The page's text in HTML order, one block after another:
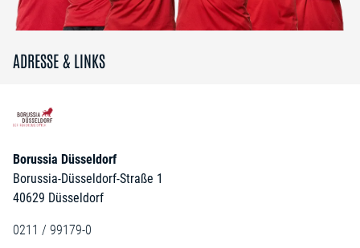
ADRESSE & LINKS
Borussia Düsseldorf
Borussia-Düsseldorf-Straße 1
40629 Düsseldorf
0211 / 99179-0